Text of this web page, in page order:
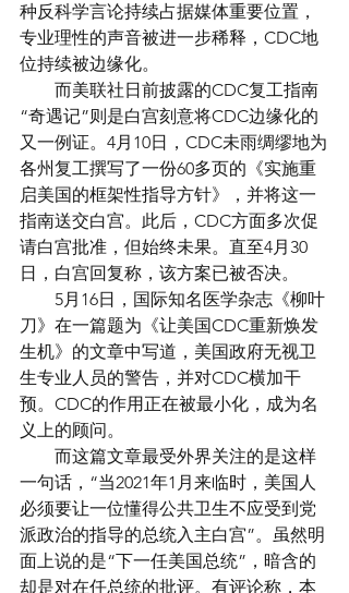
种反科学言论持续占据媒体重要位置，
专业理性的声音被进一步稀释，CDC地
位持续被边缘化。
而美联社日前披露的CDC复工指南
“奇遇记”则是白宫刻意将CDC边缘化的
又一例证。4月10日，CDC未雨绸缪地为
各州复工撰写了一份60多页的《实施重
启美国的框架性指导方针》，并将这一
指南送交白宫。此后，CDC方面多次促
请白宫批准，但始终未果。直至4月30
日，白宫回复称，该方案已被否决。
5月16日，国际知名医学杂志《柳叶
刀》在一篇题为《让美国CDC重新焕发
生机》的文章中写道，美国政府无视卫
生专业人员的警告，并对CDC横加干
预。CDC的作用正在被最小化，成为名
义上的顾问。
而这篇文章最受外界关注的是这样
一句话，“当2021年1月来临时，美国人
必须要让一位懂得公共卫生不应受到党
派政治的指导的总统入主白宫”。虽然明
面上说的是“下一任美国总统”，暗含的
却是对在任总统的批评。有评论称，本